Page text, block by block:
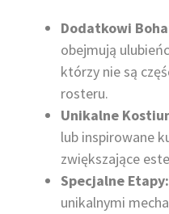
Dodatkowi
obejmują
którzy nie są
rosteru.
Unikalne
lub inspirowane
zwiększające
Specjalne Etapy:
unikalnymi